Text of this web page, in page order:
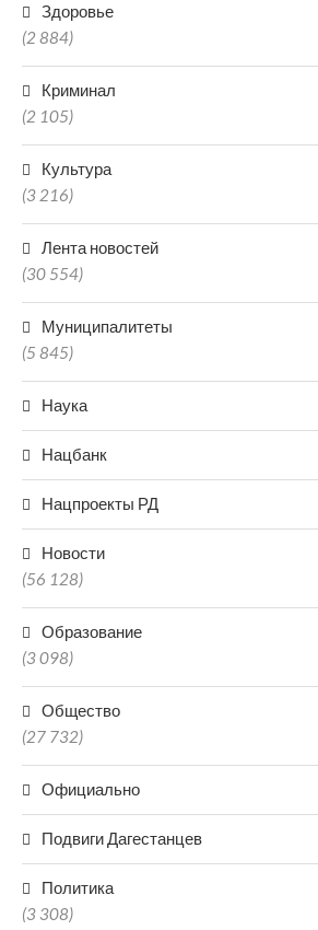
Здоровье
(2 884)
Криминал
(2 105)
Культура
(3 216)
Лента новостей
(30 554)
Муниципалитеты
(5 845)
Наука
Нацбанк
Нацпроекты РД
Новости
(56 128)
Образование
(3 098)
Общество
(27 732)
Официально
Подвиги Дагестанцев
Политика
(3 308)